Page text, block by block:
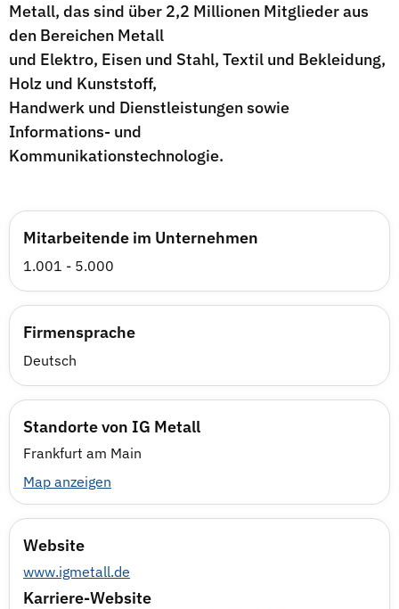
Metall, das sind über 2,2 Millionen Mitglieder aus
den Bereichen Metall
und Elektro, Eisen und Stahl, Textil und Bekleidung,
Holz und Kunststoff,
Handwerk und Dienstleistungen sowie
Informations- und
Kommunikationstechnologie.
Mitarbeitende im Unternehmen
1.001 - 5.000
Firmensprache
Deutsch
Standorte von IG Metall
Frankfurt am Main
Map anzeigen
Website
www.igmetall.de
Karriere-Website